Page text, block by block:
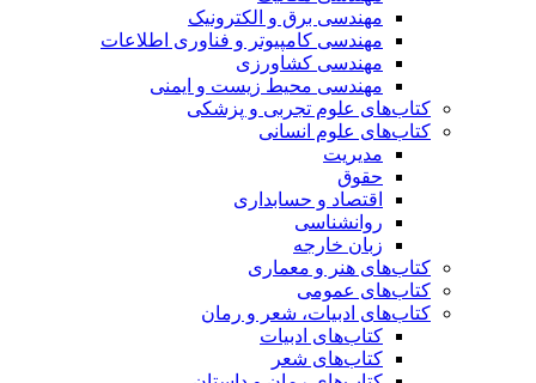
مهندسی برق و الکترونیک
مهندسی کامپیوتر و فناوری اطلاعات
مهندسی کشاورزی
مهندسی محیط زیست و ایمنی
کتاب‌های علوم تجربی و پزشکی
کتاب‌های علوم انسانی
مدیریت
حقوق
اقتصاد و حسابداری
روانشناسی
زبان خارجه
کتاب‌های هنر و معماری
کتاب‌های عمومی
کتاب‌های ادبیات، شعر و رمان
کتاب‌های ادبیات
کتاب‌های شعر